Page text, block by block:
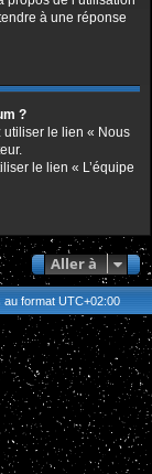
à une réponse
?
utiliser le lien « Nous
le lien « L’équipe
Aller à
au format UTC+02:00